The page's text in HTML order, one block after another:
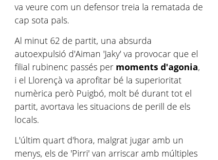
va veure com un defensor treia la rematada de
cap sota pals.
Al minut 62 de partit, una absurda
autoexpulsió d'Aiman ​​'Jaky' va provocar que el
filial rubinenc passés per moments d'agonia,
i el Llorençà va aprofitar bé la superioritat
numèrica però Puigbó, molt bé durant tot el
partit, avortava les situacions de perill de els
locals.
L'últim quart d'hora, malgrat jugar amb un
menys, els de 'Pirri' van arriscar amb múltiples